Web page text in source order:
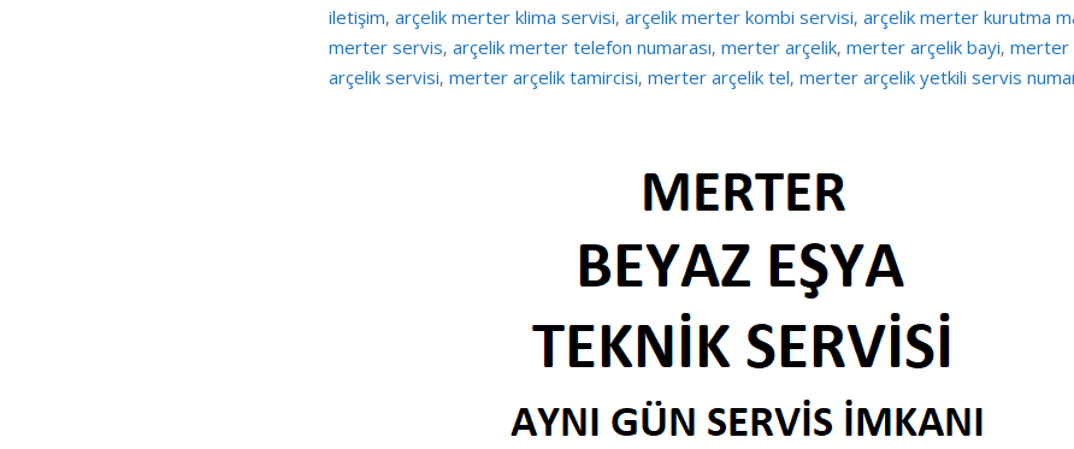
iletişim, arçelik merter klima servisi, arçelik merter kombi servisi, arçelik merter kurutma
merter servis, arçelik merter telefon numarası, merter arçelik, merter arçelik bayi, merter
arçelik servisi, merter arçelik tamircisi, merter arçelik tel, merter arçelik yetkili servis